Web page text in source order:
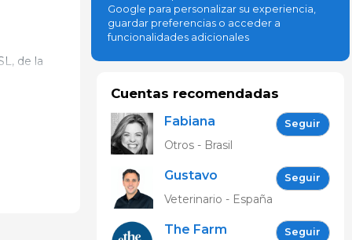
de la
y ciencia
Google para personalizar su experiencia,
guardar preferencias o acceder a
funcionalidades adicionales
Cuentas recomendadas
Fabiana
Freitas
Seguir
Otros - Brasil
Gustavo
Cordero
Seguir
Veterinario - España
The Farm
Seguir